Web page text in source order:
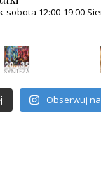
sobota 12:00-19:00
Obserwuj